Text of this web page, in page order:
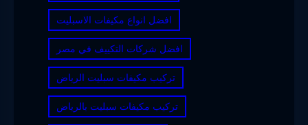
افضل انواع مكيفات الاسبليت
افضل شركات التكييف في مصر
تركيب مكيفات سبليت الرياض
تركيب مكيفات سبليت بالرياض